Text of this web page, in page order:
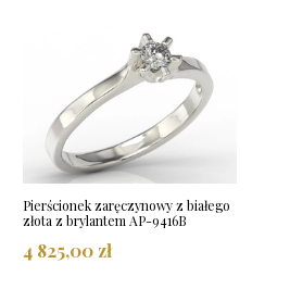
Pierścionek zaręczynowy z białego
złota z brylantem AP-9416B
4 825,00 zł